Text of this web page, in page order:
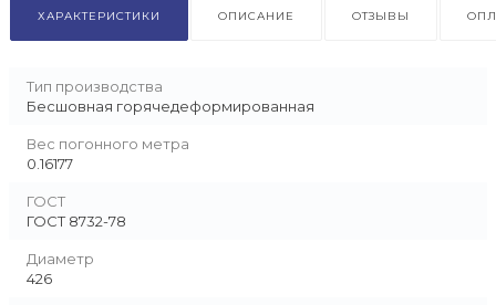
ХАРАКТЕРИСТИКИ ОПИСАНИЕ ОТЗЫВЫ
Тип производства
Бесшовная горячедеформированная
Вес погонного метра
0.16177
ГОСТ
ГОСТ 8732-78
Диаметр
426